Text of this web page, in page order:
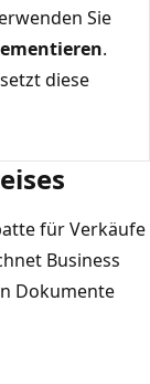
Sie
.
diese
für Verkäufe
Business
Dokumente